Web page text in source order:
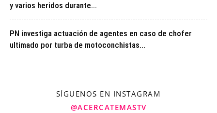
y varios heridos durante...
PN investiga actuación de agentes en caso de chofer
ultimado por turba de motoconchistas...
SÍGUENOS EN INSTAGRAM
@ACERCATEMASTV